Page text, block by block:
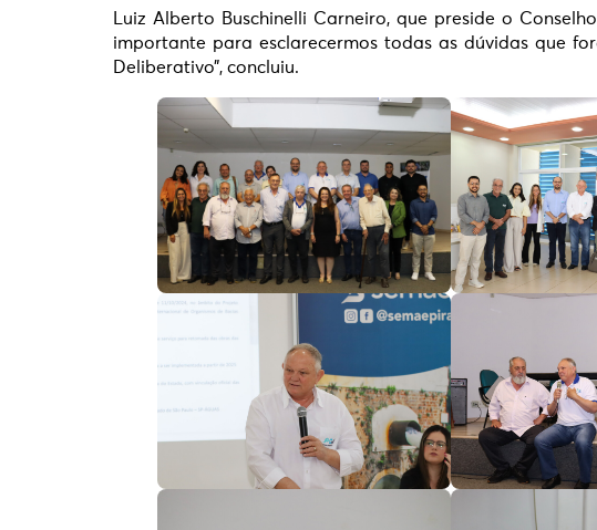
Luiz Alberto Buschinelli Carneiro, que preside o
importante para esclarecermos todas as dúvidas que
Deliberativo”, concluiu.